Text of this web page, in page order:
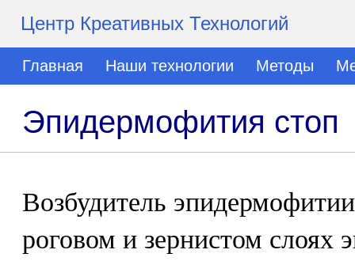
Центр Креативных Технологий
Главная Наши технологии Методы
Эпидермофития стоп
Возбудитель
роговом и зернистом слоях